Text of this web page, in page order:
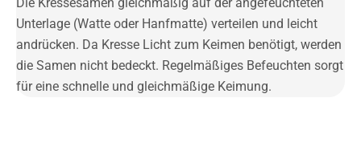
Unterlage (Watte oder Hanfmatte) verteilen und leicht
andrücken. Da Kresse Licht zum Keimen benötigt, werden
die Samen nicht bedeckt. Regelmäßiges Befeuchten sorgt
für eine schnelle und gleichmäßige Keimung.